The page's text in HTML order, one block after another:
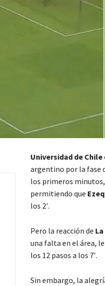
Universidad de Chile
argentino por la fase
los primeros
permitiendo que
los 2′.
Pero la reacción de La
una falta en el área,
los 12 pasos a los 7′.
Sin embargo, la